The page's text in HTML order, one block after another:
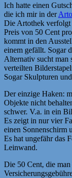
Ich hatte einen
die ich mir in der
Die Artothek verfolgt
Preis von 50 Cent
kommt in den
einem gefällt. Sogar
Alternativ sucht man
verteilten
Sogar Skulpturen
Der einzige Haken:
Objekte nicht
schwer. V.a. in ein
Es zeigt in nur vier
einen Sonnenschirm
Es hat ungefähr das
Leinwand.
Die 50 Cent, die man